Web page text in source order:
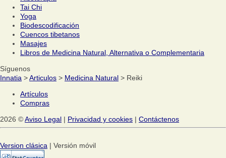
Tai Chi
Yoga
Biodescodificación
Cuencos tibetanos
Masajes
Libros de Medicina Natural, Alternativa o Complementaria
Síguenos
Innatia >Articulos > Medicina Natural > Reiki
Artículos
Compras
2026 ©Aviso Legal | Privacidad y cookies | Contáctenos
Version clásica | Versión móvil